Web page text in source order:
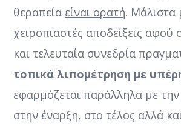
θεραπεία είναι ορατή. Μάλιστα
χειροπιαστές αποδείξεις
και τελευταία συνεδρία
τοπικά λιπομέτρηση με
εφαρμόζεται παράλληλα με
στην έναρξη, στο τέλος αλλά